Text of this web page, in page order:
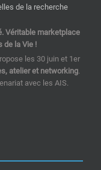
Véritable marketplace
de la Vie !
les 30 juin et 1er
atelier et networking.
avec les AIS.